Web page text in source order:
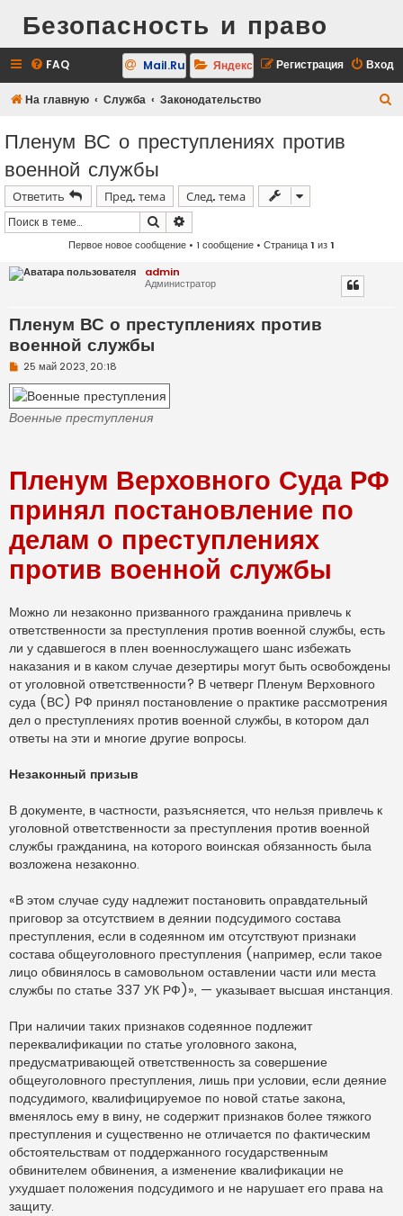
Безопасность и право
FAQ Вход
Регистрация
Mail.Ru Яндекс
На главную Служба Законодательство
Пленум ВС о преступлениях против
военной службы
Ответить Пред. тема
След. тема
Поиск
Первое новое сообщение • 1 сообщение • Страница1 из1
admin
Администратор
Пленум ВС о преступлениях против
военной службы
Н
п
р
о
ч
н
о
е
с
о
б
щ
е
е
25 май 2023, 20:18
Военные преступления
Пленум Верховного Суда РФ
принял постановление по
делам о преступлениях
против военной службы
Можно ли незаконно призванного гражданина привлечь к
ответственности за преступления против военной службы, есть
ли у сдавшегося в плен военнослужащего шанс избежать
наказания и в каком случае дезертиры могут быть освобождены
от уголовной ответственности? В четверг Пленум Верховного
суда (ВС) РФ принял постановление о практике рассмотрения
дел о преступлениях против военной службы, в котором дал
ответы на эти и многие другие вопросы.
Незаконный призыв
В документе, в частности, разъясняется, что нельзя привлечь к
уголовной ответственности за преступления против военной
службы гражданина, на которого воинская обязанность была
возложена незаконно.
«В этом случае суду надлежит постановить оправдательный
приговор за отсутствием в деянии подсудимого состава
преступления, если в содеянном им отсутствуют признаки
состава общеуголовного преступления (например, если такое
лицо обвинялось в самовольном оставлении части или места
службы по статье 337 УК РФ)», — указывает высшая инстанция.
При наличии таких признаков содеянное подлежит
переквалификации по статье уголовного закона,
предусматривающей ответственность за совершение
общеуголовного преступления, лишь при условии, если деяние
подсудимого, квалифицируемое по новой статье закона,
вменялось ему в вину, не содержит признаков более тяжкого
преступления и существенно не отличается по фактическим
обстоятельствам от поддержанного государственным
обвинителем обвинения, а изменение квалификации не
ухудшает положения подсудимого и не нарушает его права на
защиту.